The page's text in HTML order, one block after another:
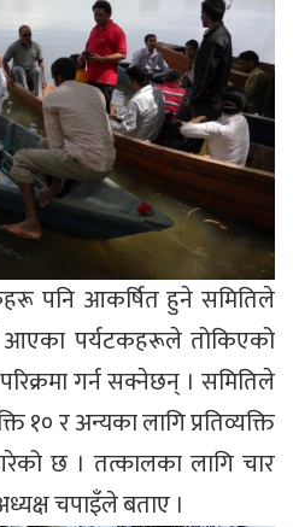
पनि आकर्षित हुने समितिले
पर्यटकहरूले तोकिएको
गर्न सक्नेछन् । समितिले
१० र अन्यका लागि प्रतिव्यक्ति
छ । तत्कालका लागि चार
चपाइँले बताए ।